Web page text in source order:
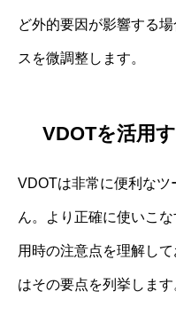
ど外的要因が影響する
スを微調整します。
VDOTを活用
VDOTは非常に便利な
ん。より正確に使いこ
用時の注意点を理解し
はその要点を列挙します